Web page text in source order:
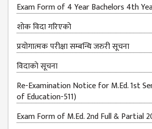
Exam Form of 4 Year Bachelors 4th
शाेक विदा गरिएकाे
प्रयोगात्मक परीक्षा सम्बन्धि जरुरी सूचना
विदाकाे सूचना
Re-Examination Notice for M.Ed. 1st
of Education-511)
Exam Form of M.Ed. 2nd Full & Partial